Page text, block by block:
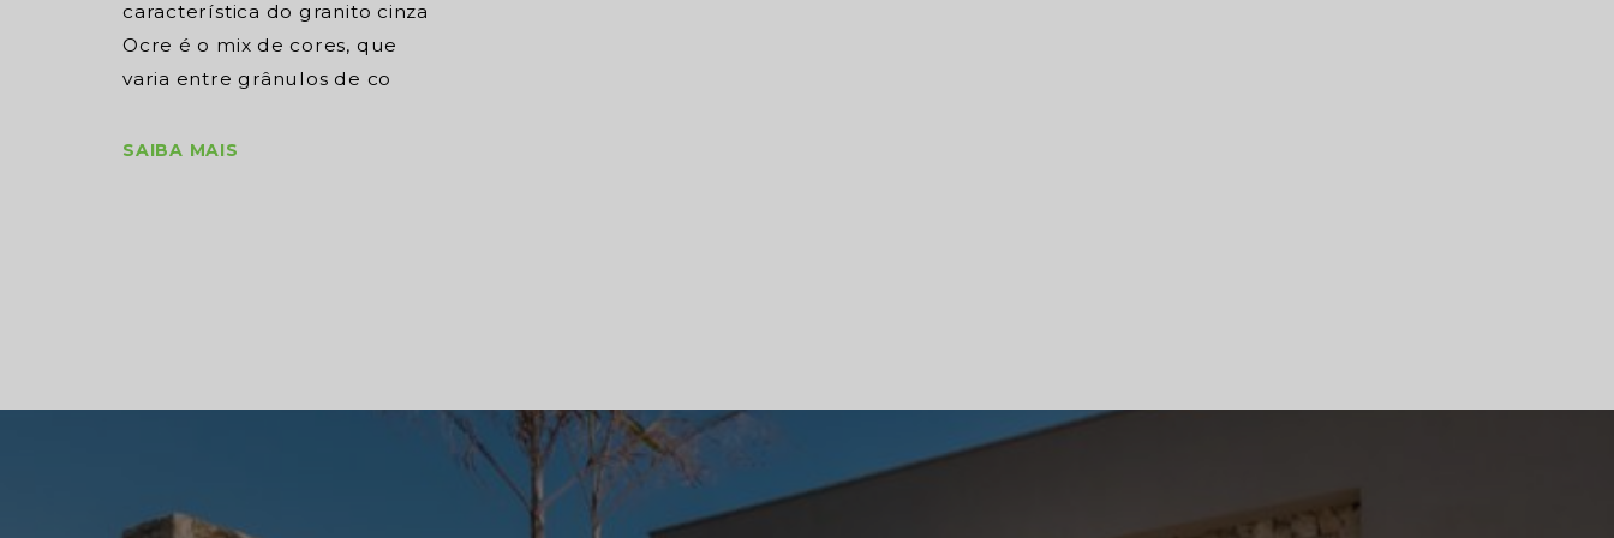
característica do granito cinza
Ocre é o mix de cores, que
varia entre grânulos de co
SAIBA MAIS